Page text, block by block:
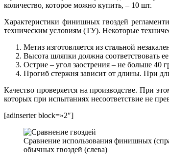
количество, которое можно купить, – 10 шт.
Характеристики финишных гвоздей
техническим условиям (ТУ). Некоторые
Метиз изготовляется из стальной
Высота шляпки должна соответствовать
Острие – угол заострения – не больше 40
Прогиб стержня зависит от длины. При
Качество проверяется на производстве. При
которых при испытаниях несоответствие не
[adinserter block=»2″]
Сравнение использования финишных
обычных гвоздей (слева)